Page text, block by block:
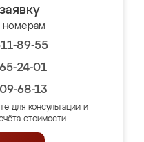
номерам
89-55
24-01
68-13
для консультации и
стоимости.